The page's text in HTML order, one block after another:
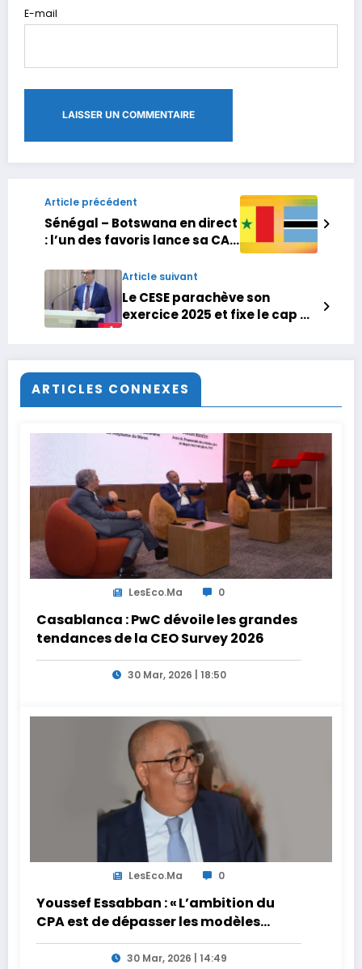
E-mail
Article précédent
Sénégal – Botswana en direct
: l’un des favoris lance sa CAN
Article suivant
Le CESE parachève son
exercice 2025 et fixe le cap de
ARTICLES CONNEXES
LesEco.ma 0
Casablanca : PwC dévoile les grandes
tendances de la CEO Survey 2026
30 Mar, 2026 | 18:50
LesEco.ma 0
Youssef Essabban : « L’ambition du
CPA est de dépasser les modèles
traditionnels et académiques de
formation en s’appuyant sur le
30 Mar, 2026 | 14:49